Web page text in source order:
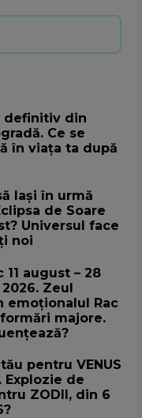
definitiv din
Ce se
în viața ta după
lași în urmă
de Soare
Universul face
noi
11 august – 28
Zeul
emoționalul Rac
majore.
pentru VENUS
Explozie de
ZODII, din 6